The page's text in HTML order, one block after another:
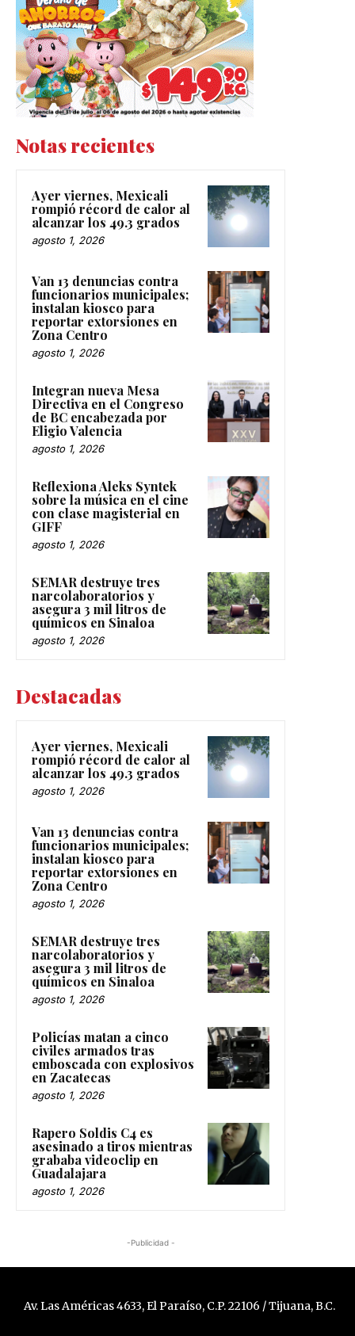
Notas recientes
Ayer viernes, Mexicali
rompió récord de calor al
alcanzar los 49.3 grados
agosto 1, 2026
Van 13 denuncias contra
funcionarios municipales;
instalan kiosco para
reportar extorsiones en
Zona Centro
agosto 1, 2026
Integran nueva Mesa
Directiva en el Congreso
de BC encabezada por
Eligio Valencia
agosto 1, 2026
Reflexiona Aleks Syntek
sobre la música en el cine
con clase magisterial en
GIFF
agosto 1, 2026
SEMAR destruye tres
narcolaboratorios y
asegura 3 mil litros de
químicos en Sinaloa
agosto 1, 2026
Destacadas
Ayer viernes, Mexicali
rompió récord de calor al
alcanzar los 49.3 grados
agosto 1, 2026
Van 13 denuncias contra
funcionarios municipales;
instalan kiosco para
reportar extorsiones en
Zona Centro
agosto 1, 2026
SEMAR destruye tres
narcolaboratorios y
asegura 3 mil litros de
químicos en Sinaloa
agosto 1, 2026
Policías matan a cinco
civiles armados tras
emboscada con explosivos
en Zacatecas
agosto 1, 2026
Rapero Soldis C4 es
asesinado a tiros mientras
grababa videoclip en
Guadalajara
agosto 1, 2026
-Publicidad -
Av. Las Américas 4633, El Paraíso, C.P. 22106 / Tijuana, B.C.